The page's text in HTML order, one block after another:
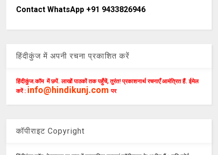
Contact WhatsApp +91 9433826946
हिंदीकुंज में अपनी रचना प्रकाशित करें
हिंदीकुंज.कॉम में छपें. लाखों पाठकों तक पहुँचें, तुरंत! प्रकाशनार्थ रचनाएँ आमंत्रित हैं. ईमेल
करें : info@hindikunj.com पर
कॉपीराइट Copyright